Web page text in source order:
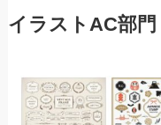
イラスト AC部門